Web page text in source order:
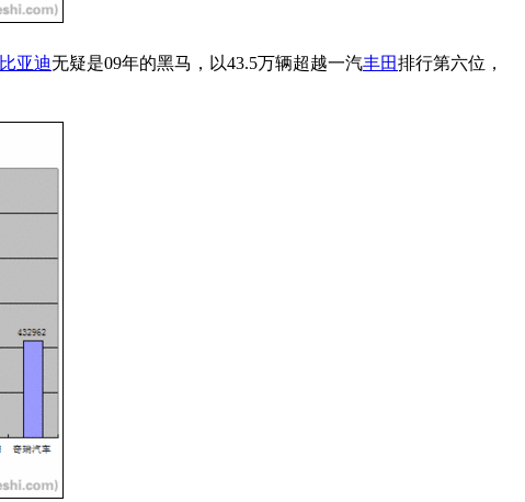
比亚迪无疑是09年的黑马，以43.5万辆超越一汽丰田排行第六位，